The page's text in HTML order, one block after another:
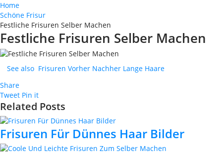
Home
Schöne Frisur
Festliche Frisuren Selber Machen
Festliche Frisuren Selber Machen
See also Frisuren Vorher Nachher Lange Haare
Share
Tweet Pin it
Related Posts
Frisuren Für Dünnes Haar Bilder